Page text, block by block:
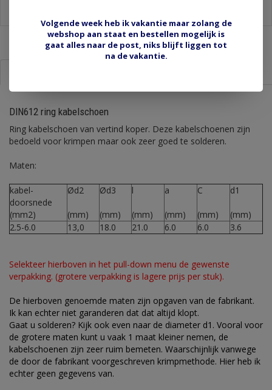
DIN612 ring kabelschoen
Ring kabelschoen van vertind koper. Deze kabelschoenen zijn
bedoeld voor krimpen maar ook zeer goed te solderen.
Maten:
kabel-
doorsnede
(mm2)
Ød2
(mm)
Ød3
(mm)
l
(mm)
a
(mm)
C
(mm)
d1
(mm)
2.5-6.0
13,0 18.0 21.0 6.0 6.0 3.6
Selekteer hierboven in het pull-down menu de gewenste
verpakking. (grotere verpakking is lagere prijs per stuk).
De hierboven genoemde maten zijn opgaven van de fabrikant.
Ik kan echter niet garanderen dat dat altijd klopt.
Gaat u solderen? Kijk ook even naar de diameter d1. Vooral voor
de grotere maten kunt u vaak 1 maat kleiner nemen, de
kabelschoenen zijn zeer ruim bemeten. Waarschijnlijk vanwege
de door de fabrikant voorgeschreven krimpmethode. Hier heb ik
echter geen gegevens van.
Volgende week heb ik vakantie maar zolang de
webshop aan staat en bestellen mogelijk is
gaat alles naar de post, niks blijft liggen tot
na de vakantie.